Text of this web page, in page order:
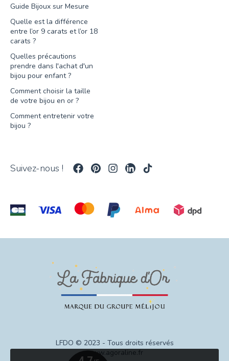
Guide Bijoux sur Mesure
Quelle est la différence
entre l’or 9 carats et l’or 18
carats ?
Quelles précautions
prendre dans l'achat d'un
bijou pour enfant ?
Comment choisir la taille
de votre bijou en or ?
Comment entretenir votre
bijou ?
Suivez-nous !
LFDO © 2023 - Tous droits réservés
www.agoraline.fr